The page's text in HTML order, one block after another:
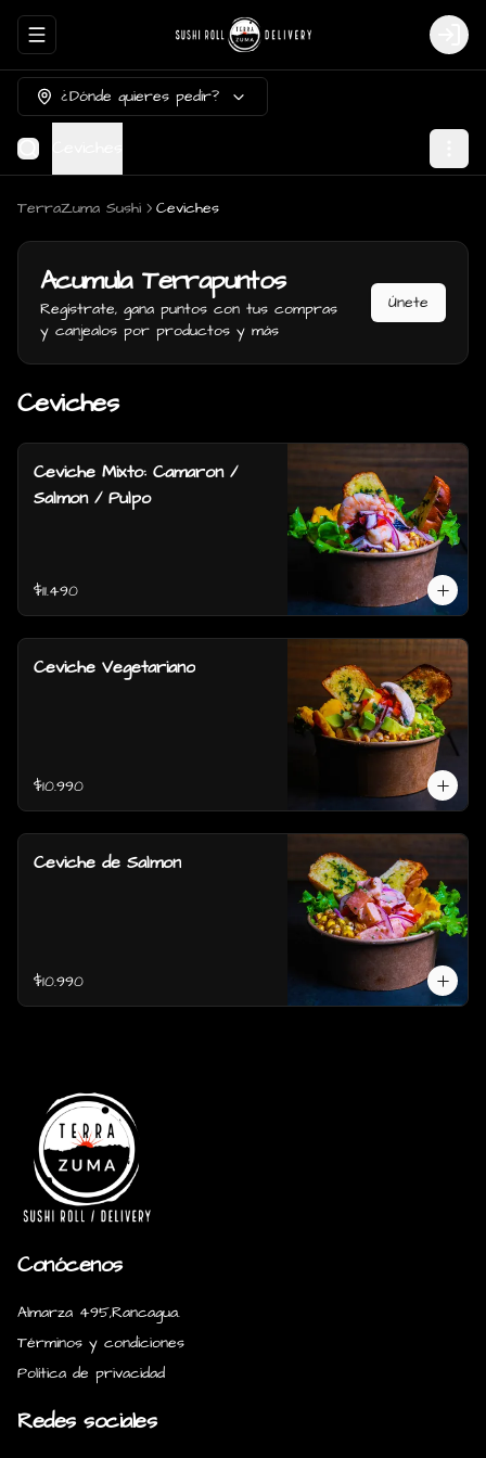
Abrir menu de navegación Login
¿Dónde quieres pedir?
TerraZuma Sushi Ceviches
AcumulaTerrapuntos
Regístrate, gana puntos con tus compras
y canjealos por productos y más
Únete
Ceviches
Ceviche Mixto: Camaron /
Salmon / Pulpo
$11.490
Ceviche Vegetariano
$10.990
Ceviche de Salmon
$10.990
Conócenos
Almarza 495,Rancagua.
Términos y condiciones
Política de privacidad
Redes sociales